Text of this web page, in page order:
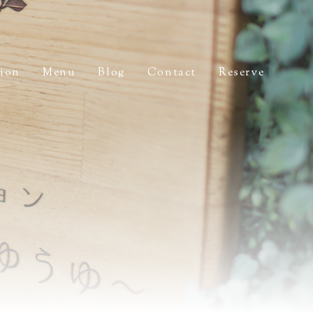
Menu Blog Contact Reserve